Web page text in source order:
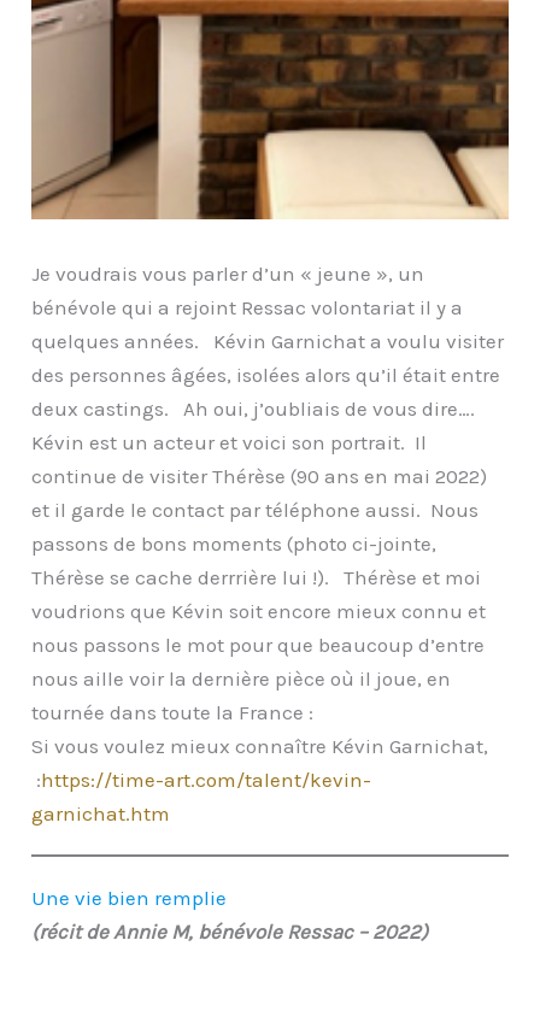
Je voudrais vous parler d’un « jeune », un
bénévole qui a rejoint Ressac volontariat il y a
quelques années. Kévin Garnichat a voulu visiter
des personnes âgées, isolées alors qu’il était entre
deux castings. Ah oui, j’oubliais de vous dire….
Kévin est un acteur et voici son portrait. Il
continue de visiter Thérèse (90 ans en mai 2022)
et il garde le contact par téléphone aussi. Nous
passons de bons moments (photo ci-jointe,
Thérèse se cache derrrière lui !). Thérèse et moi
voudrions que Kévin soit encore mieux connu et
nous passons le mot pour que beaucoup d’entre
nous aille voir la dernière pièce où il joue, en
tournée dans toute la France :
Si vous voulez mieux connaître Kévin Garnichat,
:https://time-art.com/talent/kevin-
garnichat.htm
Une vie bien remplie
(récit de Annie M, bénévole Ressac – 2022)